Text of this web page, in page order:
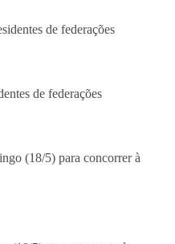
de federações